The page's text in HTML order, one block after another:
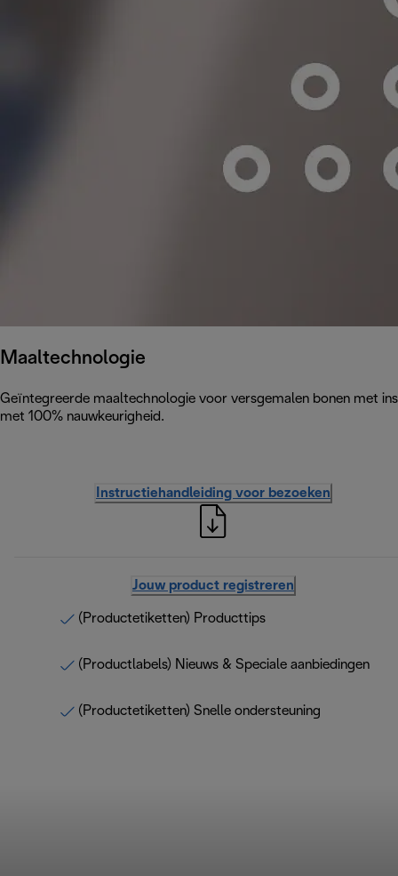
Maaltechnologie
Geïntegreerde maaltechnologie voor versgemalen bonen met
met 100% nauwkeurigheid.
Instructiehandleiding voor bezoeken
Jouw product registreren
(Productetiketten) Producttips
(Productlabels) Nieuws & Speciale aanbiedingen
(Productetiketten) Snelle ondersteuning